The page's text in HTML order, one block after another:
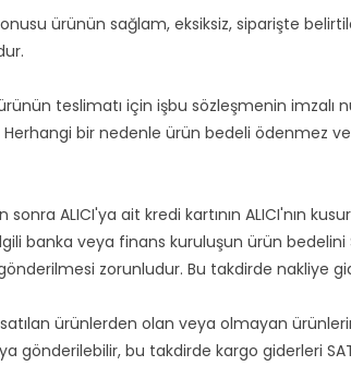
ürünün sağlam, eksiksiz, siparişte
teslimatı için işbu sözleşmenin imzalı
Herhangi bir nedenle ürün bedeli ödenmez
ALICI'ya ait kredi kartının ALICI'nın
banka veya finans kuruluşun ürün
zorunludur. Bu takdirde nakliye
ürünlerden olan veya olmayan
gönderilebilir, bu takdirde kargo giderleri